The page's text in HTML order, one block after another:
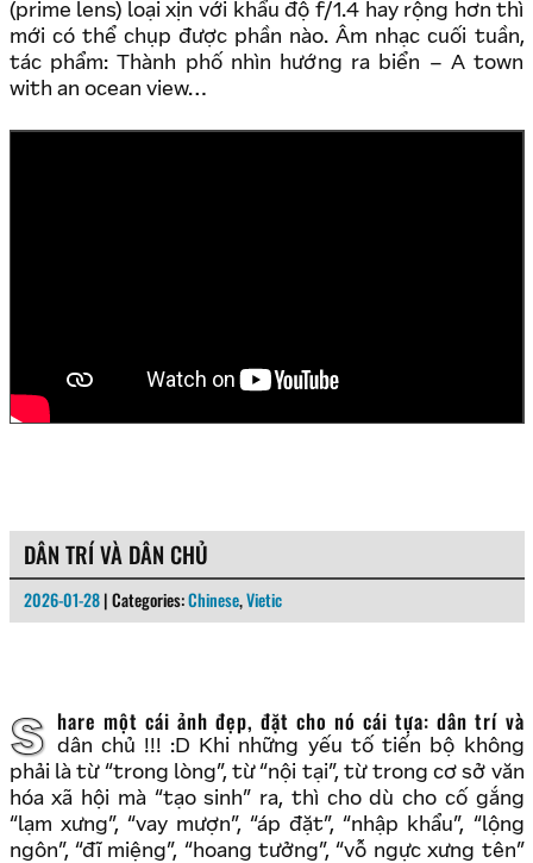
(prime lens) loại xịn với khẩu độ f/1.4 hay rộng hơn thì
mới có thể chụp được phần nào. Âm nhạc cuối tuần,
tác phẩm: Thành phố nhìn hướng ra biển – A town
with an ocean view…
DÂN TRÍ VÀ DÂN CHỦ
2026-01-28 | Categories:Chinese,Vietic
Share một cái ảnh đẹp, đặt cho nó cái tựa: dân trí và
dân chủ !!! :D Khi những yếu tố tiến bộ không
phải là từ “trong lòng”, từ “nội tại”, từ trong cơ sở văn
hóa xã hội mà “tạo sinh” ra, thì cho dù cho cố gắng
“lạm xưng”, “vay mượn”, “áp đặt”, “nhập khẩu”, “lộng
ngôn”, “đĩ miệng”, “hoang tưởng”, “vỗ ngực xưng tên”